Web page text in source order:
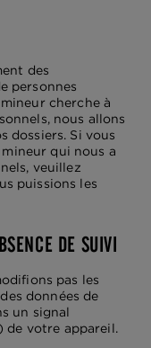
des
personnes
cherche à
nous allons
dossiers. Si vous
qui nous a
veuillez
puissions les
DE SUIVI
pas les
données de
un signal
de votre appareil.